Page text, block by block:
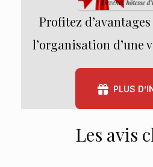
Profitez
l’organisation d’une
PLUS
Les avis